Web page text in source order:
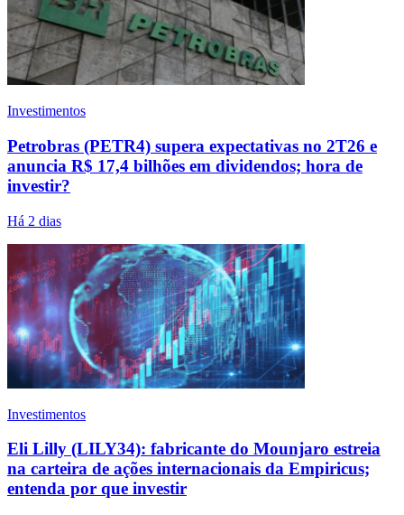
Investimentos
Petrobras (PETR4) supera expectativas no 2T26 e
anuncia R$ 17,4 bilhões em dividendos; hora de
investir?
Há 2 dias
Investimentos
Eli Lilly (LILY34): fabricante do Mounjaro estreia
na carteira de ações internacionais da Empiricus;
entenda por que investir